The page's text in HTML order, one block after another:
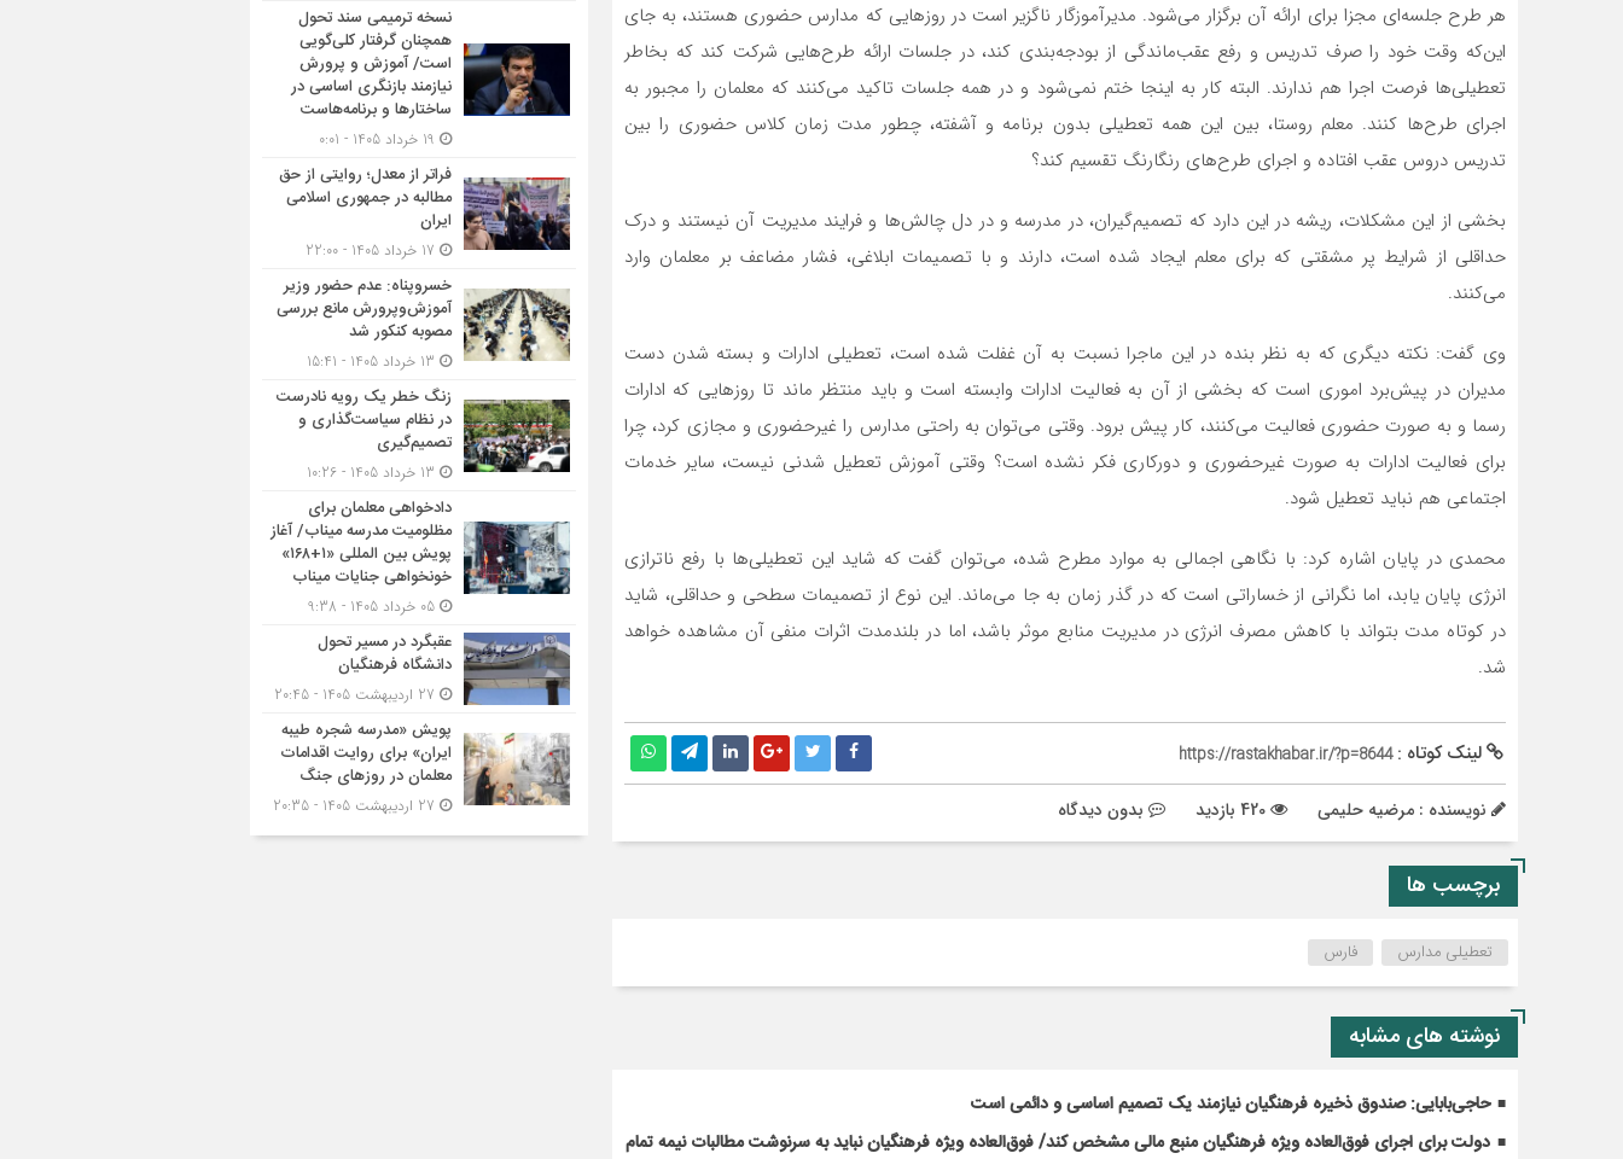
هر طرح‌ جلسه‌ای مجزا برای ارائه آن برگزار می‌شود. مدیرآموزگار ناگزیر است در روزهایی که مدارس حضوری هستند، به جای
این‌که وقت خود را صرف تدریس و رفع عقب‌ماندگی از بودجه‌بندی کند، در جلسات ارائه طرح‌هایی شرکت کند که بخاطر
تعطیلی‌ها فرصت اجرا هم ندارند. البته کار به اینجا ختم نمی‌شود و در همه جلسات تاکید می‌کنند که معلمان را مجبور به
اجرای طرح‌ها کنند. معلم روستا، بین این همه تعطیلی بدون برنامه و آشفته، چطور مدت زمان کلاس‌ حضوری را بین
تدریس دروس عقب افتاده و اجرای طرح‌های رنگارنگ تقسیم کند؟
بخشی از این مشکلات، ریشه در این دارد که تصمیم‌گیران، در مدرسه و در دل چالش‌‌ها و فرایند مدیریت آن نیستند و درک
حداقلی از شرایط پر مشقتی که برای معلم ایجاد شده است، دارند و با تصمیمات ابلاغی، فشار مضاعف بر معلمان وارد
می‌کنند.
وی گفت: نکته دیگری که به نظر بنده در این ماجرا نسبت به آن غفلت شده است، تعطیلی ادارات و بسته شدن دست
مدیران در پیش‌برد اموری است که بخشی از آن به فعالیت ادارات وابسته است و باید منتظر ماند تا روزهایی که ادارات
رسما و به صورت حضوری فعالیت می‌کنند، کار پیش برود. وقتی می‌توان به راحتی مدارس را غیرحضوری و مجازی کرد، چرا
برای فعالیت ادارات به صورت غیرحضوری و دورکاری فکر نشده است؟ وقتی آموزش تعطیل شدنی نیست، سایر خدمات
اجتماعی هم نباید تعطیل شود.
محمدی در پایان اشاره کرد: با نگاهی اجمالی به موارد مطرح شده، می‌توان گفت که شاید این تعطیلی‌ها با رفع ناترازی
انرژی پایان یابد، اما نگرانی از خساراتی است که در گذر زمان به جا می‌ماند. این نوع از تصمیمات سطحی و حداقلی، شاید
در کوتاه مدت بتواند با کاهش مصرف انرژی در مدیریت منابع موثر باشد، اما در بلندمدت اثرات منفی آن مشاهده خواهد
شد.
لینک کوتاه :https://rastakhabar.ir/?p=8644
نویسنده : مرضیه حلیمی بدون دیدگاه
برچسب ها
تعطیلی مدارس فارس
نوشته های مشابه
حاجی‌بابایی: صندوق ذخیره فرهنگیان نیازمند یک تصمیم اساسی و دائمی است
دولت برای اجرای فوق‌العاده ویژه فرهنگیان منبع مالی مشخص کند/ فوق‌العاده ویژه فرهنگیان نباید به سرنوشت مطالبات نیمه‌ تمام
نسخه ترمیمی سند تحول
همچنان گرفتار کلی‌گویی
است/ آموزش و پرورش
نیازمند بازنگری اساسی در
ساختارها و برنامه‌هاست
فراتر از معدل؛ روایتی از حق
مطالبه در جمهوری اسلامی
ایران
خسروپناه: عدم حضور وزیر
آموزش‌وپرورش مانع بررسی
مصوبه کنکور شد
زنگ خطر یک رویه نادرست
در نظام سیاست‌گذاری و
تصمیم‌گیری
دادخواهی معلمان برای
مظلومیت مدرسه میناب/ آغاز
پویش بین المللی «۱+۱۶۸»
خونخواهی جنایات میناب
عقبگرد در مسیر تحول
دانشگاه فرهنگیان
پویش «مدرسه شجره طیبه
ایران» برای روایت اقدامات
معلمان در روزهای جنگ